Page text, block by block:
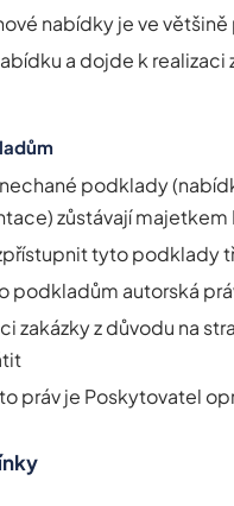
nabídky je ve
a dojde k
podklady
zůstávají majetkem
tyto podklady
podkladům autorská
zakázky z důvodu na
práv je Poskytovatel